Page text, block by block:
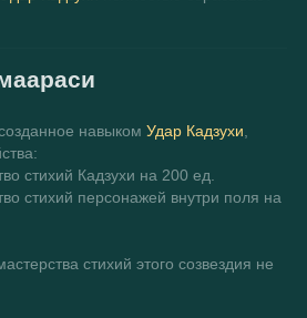
навыком Удар Кадзухи,
стихий Кадзухи на 200 ед.
стихий персонажей внутри поля на
стихий этого созвездия не